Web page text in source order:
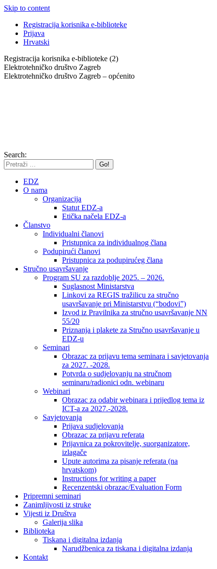
Skip to content
Registracija korisnika e-biblioteke
Prijava
Hrvatski
Registracija korisnika e-biblioteke (2)
Elektrotehničko društvo Zagreb
Elektrotehničko društvo Zagreb – općenito
Search:
EDZ
O nama
Organizacija
Statut EDZ-a
Etička načela EDZ-a
Članstvo
Individualni članovi
Pristupnica za individualnog člana
Podupirući članovi
Pristupnica za podupirućeg člana
Stručno usavršavanje
Program SU za razdoblje 2025. – 2026.
Suglasnost Ministarstva
Linkovi za REGIS tražilicu za stručno
usavršavanje pri Ministarstvu (“bodovi”)
Izvod iz Pravilnika za stručno usavršavanje NN
55/20
Priznanja i plakete za Stručno usavršavanje u
EDZ-u
Seminari
Obrazac za prijavu tema seminara i savjetovanja
za 2027. -2028.
Potvrda o sudjelovanju na stručnom
seminaru/radionici odn. webinaru
Webinari
Obrazac za odabir webinara i prijedlog tema iz
ICT-a za 2027.-2028.
Savjetovanja
Prijava sudjelovanja
Obrazac za prijavu referata
Prijavnica za pokrovitelje, suorganizatore,
izlagače
Upute autorima za pisanje referata (na
hrvatskom)
Instructions for writing a paper
Recenzentski obrazac/Evaluation Form
Pripremni seminari
Zanimljivosti iz struke
Vijesti iz Društva
Galerija slika
Biblioteka
Tiskana i digitalna izdanja
Narudžbenica za tiskana i digitalna izdanja
Kontakt